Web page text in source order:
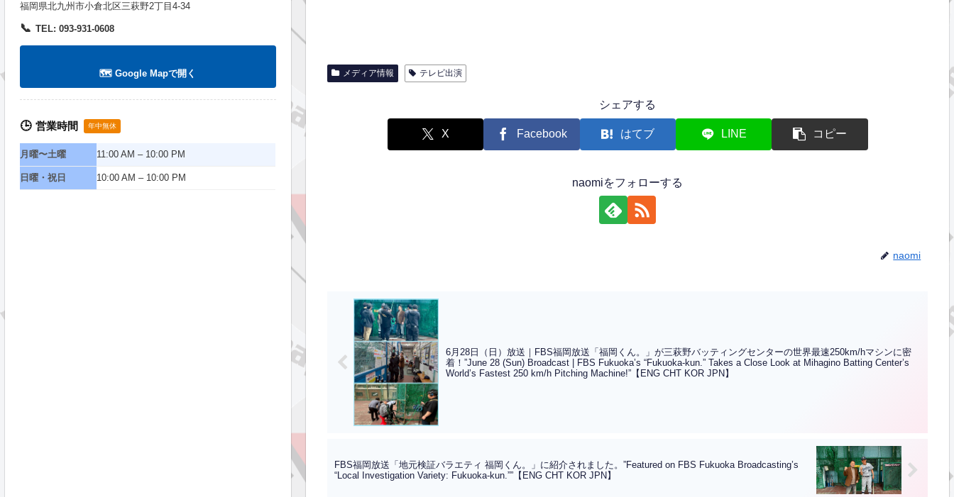
メディア情報 テレビ出演
シェアする
X Facebook はてブ LINE コピー
naomiをフォローする
naomi
6月28日（日）放送｜FBS福岡放送「福岡くん。」が三萩野バッティングセンターの世界最速250km/hマシンに密
着！”June 28 (Sun) Broadcast | FBS Fukuoka’s “Fukuoka-kun.” Takes a Close Look at Mihagino Batting Center’s
World’s Fastest 250 km/h Pitching Machine!”【ENG CHT KOR JPN】
FBS福岡放送「地元検証バラエティ 福岡くん。」に紹介されました。”Featured on FBS Fukuoka Broadcasting’s
“Local Investigation Variety: Fukuoka-kun.””【ENG CHT KOR JPN】
福岡県北九州市小倉北区三萩野2丁目4-34
📞 TEL: 093-931-0608
🗺️ Google Mapで開く
🕒 営業時間 年中無休
月曜〜土曜 11:00 AM – 10:00 PM
日曜・祝日 10:00 AM – 10:00 PM